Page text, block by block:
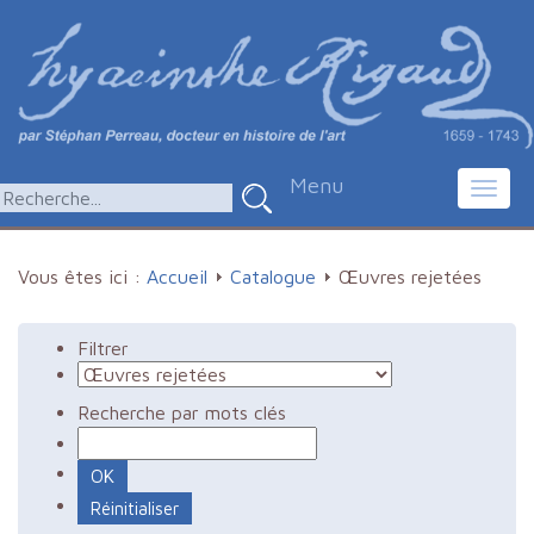
Menu
Vous êtes ici : Accueil Catalogue Œuvres rejetées
Filtrer
Recherche par mots clés